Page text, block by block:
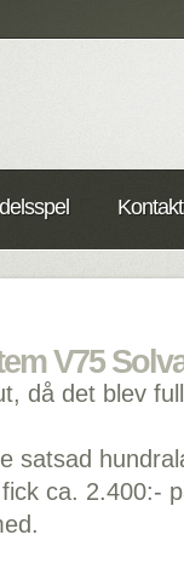
V75
då det blev
satsad
ca. 2.400:-